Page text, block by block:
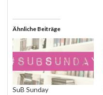
Ähnliche Beiträge
SuB Sunday